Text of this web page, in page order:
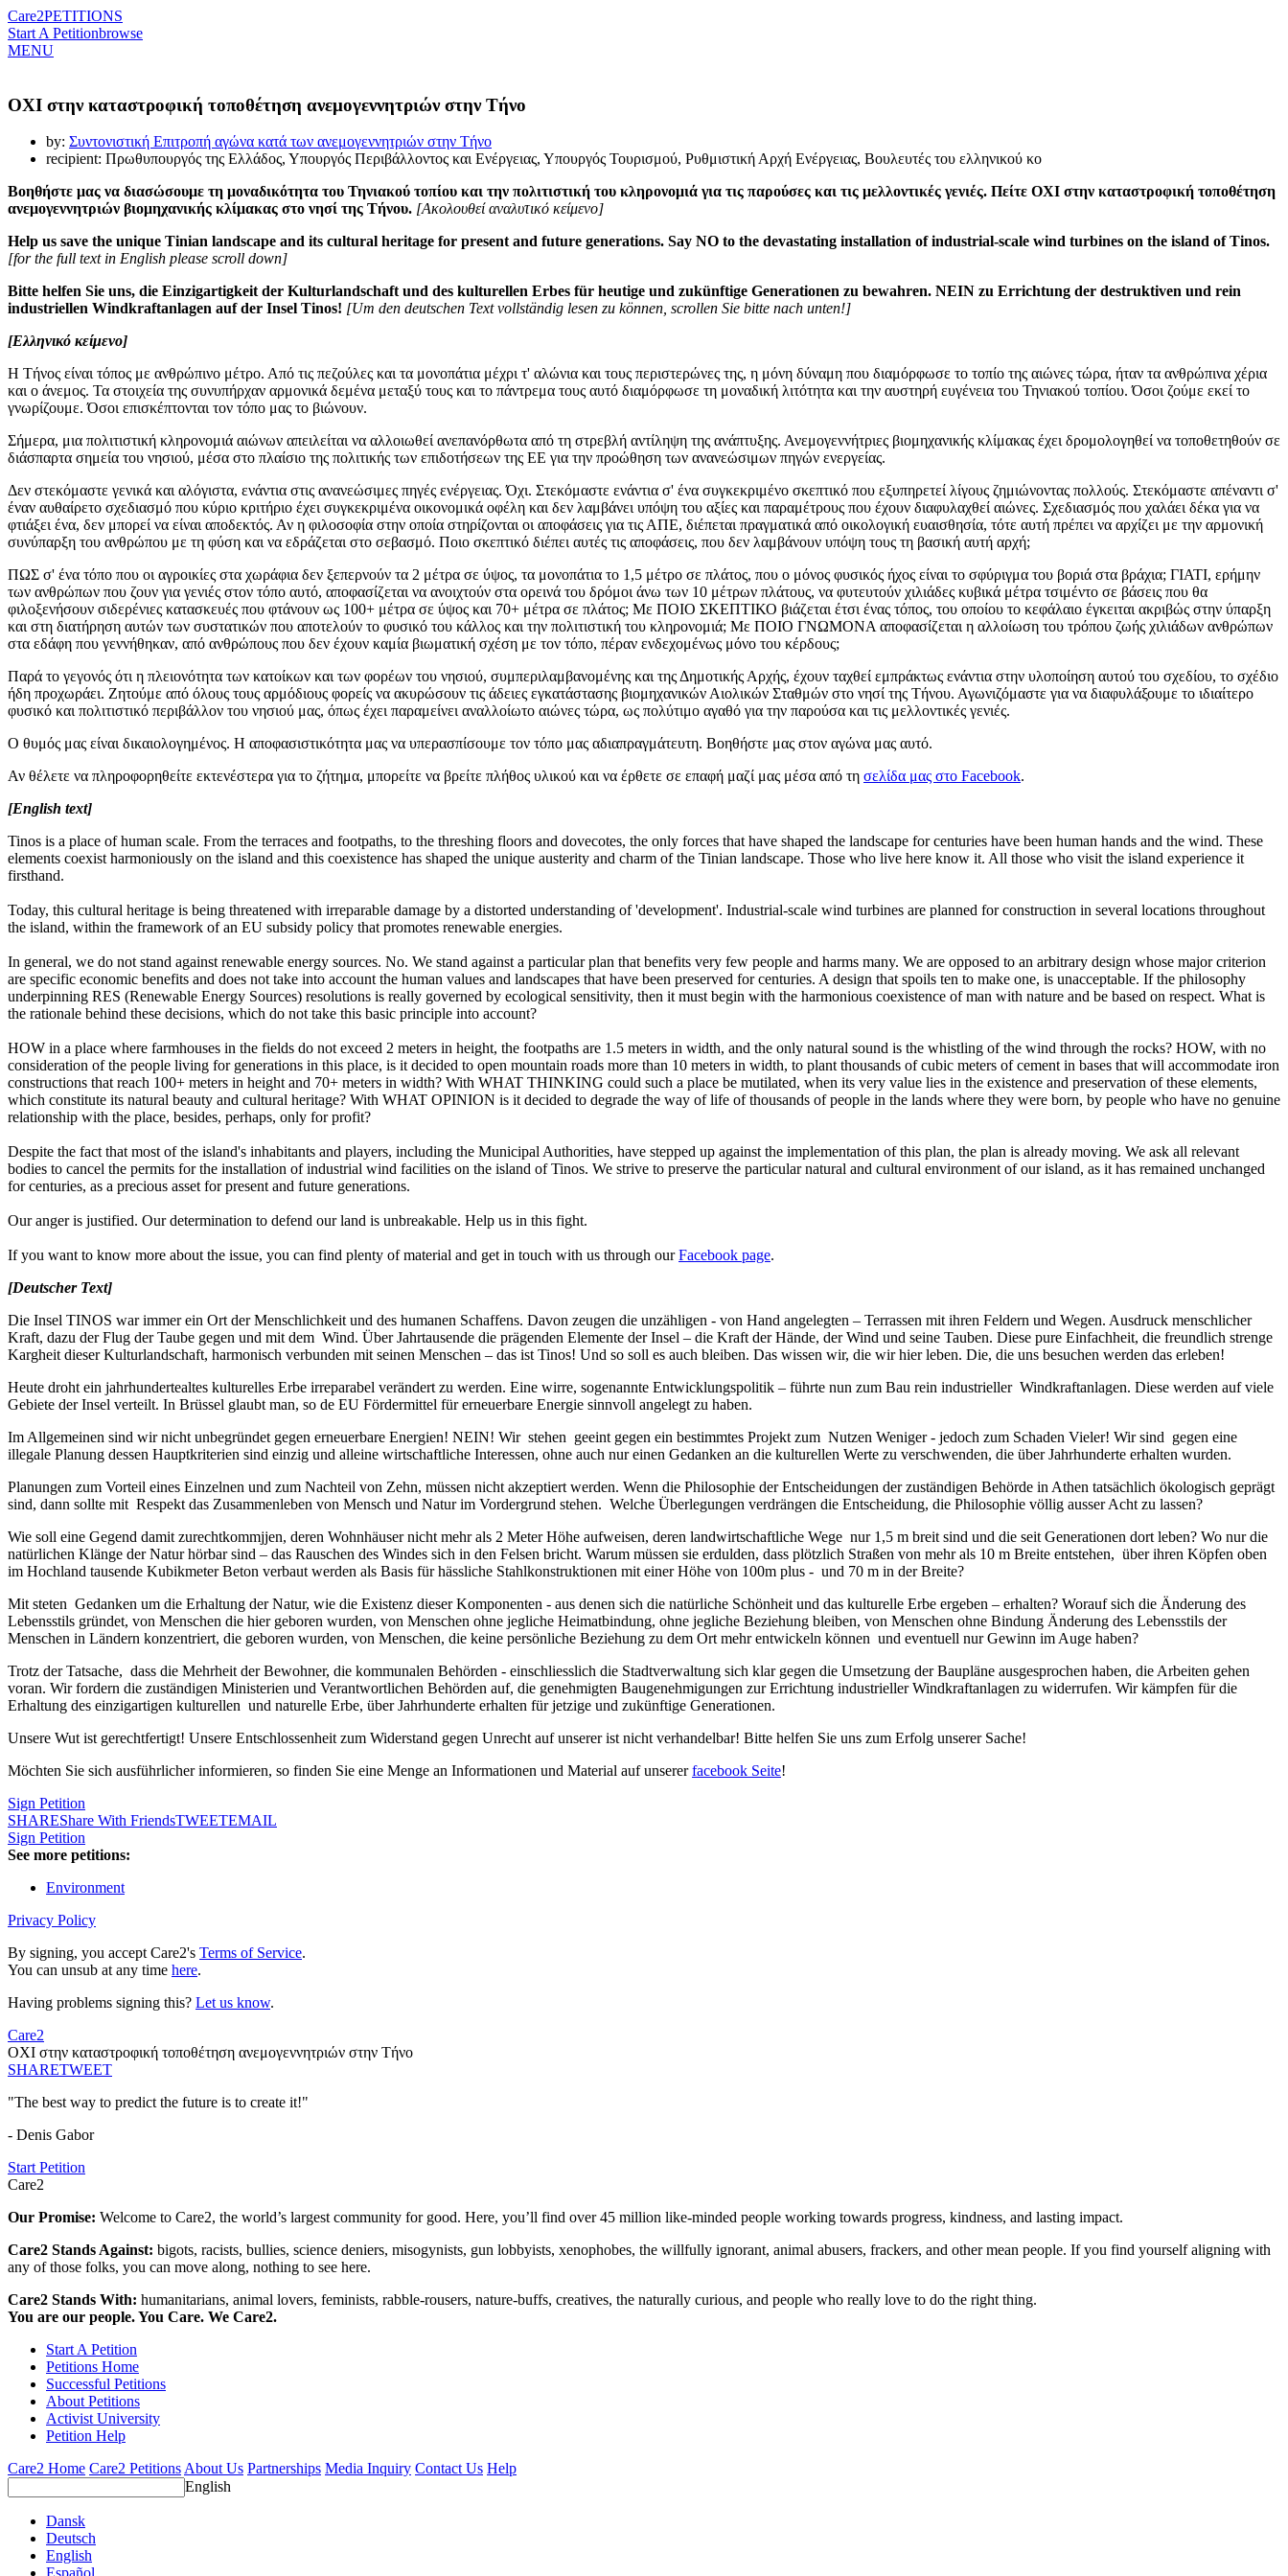
Care2PETITIONS
Start A Petitionbrowse
MENU
ΟΧΙ στην καταστροφική τοποθέτηση ανεμογεννητριών στην Τήνο
by: Συντονιστική Επιτροπή αγώνα κατά των ανεμογεννητριών στην Τήνο
recipient: Πρωθυπουργός της Ελλάδος, Υπουργός Περιβάλλοντος και Ενέργειας, Υπουργός Τουρισμού, Ρυθμιστική Αρχή Ενέργειας, Βουλευτές του ελληνικού κο
Βοηθήστε μας να διασώσουμε τη μοναδικότητα του Τηνιακού τοπίου και την πολιτιστική του κληρονομιά για τις παρούσες και τις μελλοντικές γενιές. Πείτε ΟΧΙ στην καταστροφική τοποθέτηση
ανεμογεννητριών βιομηχανικής κλίμακας στο νησί της Τήνου. [Ακολουθεί αναλυτικό κείμενο]
Help us save the unique Tinian landscape and its cultural heritage for present and future generations. Say NO to the devastating installation of industrial-scale wind turbines on the island of Tinos.
[for the full text in English please scroll down]
Bitte helfen Sie uns, die Einzigartigkeit der Kulturlandschaft und des kulturellen Erbes für heutige und zukünftige Generationen zu bewahren. NEIN zu Errichtung der destruktiven und rein
industriellen Windkraftanlagen auf der Insel Tinos! [Um den deutschen Text vollständig lesen zu können, scrollen Sie bitte nach unten!]
[Ελληνικό κείμενο]
Η Τήνος είναι τόπος με ανθρώπινο μέτρο. Από τις πεζούλες και τα μονοπάτια μέχρι τ' αλώνια και τους περιστερώνες της, η μόνη δύναμη που διαμόρφωσε το τοπίο της αιώνες τώρα, ήταν τα ανθρώπινα χέρια
και ο άνεμος. Τα στοιχεία της συνυπήρχαν αρμονικά δεμένα μεταξύ τους και το πάντρεμα τους αυτό διαμόρφωσε τη μοναδική λιτότητα και την αυστηρή ευγένεια του Τηνιακού τοπίου. Όσοι ζούμε εκεί το
γνωρίζουμε. Όσοι επισκέπτονται τον τόπο μας το βιώνουν.
Σήμερα, μια πολιτιστική κληρονομιά αιώνων απειλείται να αλλοιωθεί ανεπανόρθωτα από τη στρεβλή αντίληψη της ανάπτυξης. Ανεμογεννήτριες βιομηχανικής κλίμακας έχει δρομολογηθεί να τοποθετηθούν σε
διάσπαρτα σημεία του νησιού, μέσα στο πλαίσιο της πολιτικής των επιδοτήσεων της ΕΕ για την προώθηση των ανανεώσιμων πηγών ενεργείας.
Δεν στεκόμαστε γενικά και αλόγιστα, ενάντια στις ανανεώσιμες πηγές ενέργειας. Όχι. Στεκόμαστε ενάντια σ' ένα συγκεκριμένο σκεπτικό που εξυπηρετεί λίγους ζημιώνοντας πολλούς. Στεκόμαστε απέναντι σ'
έναν αυθαίρετο σχεδιασμό που κύριο κριτήριο έχει συγκεκριμένα οικονομικά οφέλη και δεν λαμβάνει υπόψη του αξίες και παραμέτρους που έχουν διαφυλαχθεί αιώνες. Σχεδιασμός που χαλάει δέκα για να
φτιάξει ένα, δεν μπορεί να είναι αποδεκτός. Αν η φιλοσοφία στην οποία στηρίζονται οι αποφάσεις για τις ΑΠΕ, διέπεται πραγματικά από οικολογική ευαισθησία, τότε αυτή πρέπει να αρχίζει με την αρμονική
συνύπαρξη του ανθρώπου με τη φύση και να εδράζεται στο σεβασμό. Ποιο σκεπτικό διέπει αυτές τις αποφάσεις, που δεν λαμβάνουν υπόψη τους τη βασική αυτή αρχή;
ΠΩΣ σ' ένα τόπο που οι αγροικίες στα χωράφια δεν ξεπερνούν τα 2 μέτρα σε ύψος, τα μονοπάτια το 1,5 μέτρο σε πλάτος, που ο μόνος φυσικός ήχος είναι το σφύριγμα του βοριά στα βράχια; ΓΙΑΤΙ, ερήμην
των ανθρώπων που ζουν για γενιές στον τόπο αυτό, αποφασίζεται να ανοιχτούν στα ορεινά του δρόμοι άνω των 10 μέτρων πλάτους, να φυτευτούν χιλιάδες κυβικά μέτρα τσιμέντο σε βάσεις που θα
φιλοξενήσουν σιδερένιες κατασκευές που φτάνουν ως 100+ μέτρα σε ύψος και 70+ μέτρα σε πλάτος; Με ΠΟΙΟ ΣΚΕΠΤΙΚΟ βιάζεται έτσι ένας τόπος, του οποίου το κεφάλαιο έγκειται ακριβώς στην ύπαρξη
και στη διατήρηση αυτών των συστατικών που αποτελούν το φυσικό του κάλλος και την πολιτιστική του κληρονομιά; Με ΠΟΙΟ ΓΝΩΜΟΝΑ αποφασίζεται η αλλοίωση του τρόπου ζωής χιλιάδων ανθρώπων
στα εδάφη που γεννήθηκαν, από ανθρώπους που δεν έχουν καμία βιωματική σχέση με τον τόπο, πέραν ενδεχομένως μόνο του κέρδους;
Παρά το γεγονός ότι η πλειονότητα των κατοίκων και των φορέων του νησιού, συμπεριλαμβανομένης και της Δημοτικής Αρχής, έχουν ταχθεί εμπράκτως ενάντια στην υλοποίηση αυτού του σχεδίου, το σχέδιο
ήδη προχωράει. Ζητούμε από όλους τους αρμόδιους φορείς να ακυρώσουν τις άδειες εγκατάστασης βιομηχανικών Αιολικών Σταθμών στο νησί της Τήνου. Αγωνιζόμαστε για να διαφυλάξουμε το ιδιαίτερο
φυσικό και πολιτιστικό περιβάλλον του νησιού μας, όπως έχει παραμείνει αναλλοίωτο αιώνες τώρα, ως πολύτιμο αγαθό για την παρούσα και τις μελλοντικές γενιές.
Ο θυμός μας είναι δικαιολογημένος. Η αποφασιστικότητα μας να υπερασπίσουμε τον τόπο μας αδιαπραγμάτευτη. Βοηθήστε μας στον αγώνα μας αυτό.
Αν θέλετε να πληροφορηθείτε εκτενέστερα για το ζήτημα, μπορείτε να βρείτε πλήθος υλικού και να έρθετε σε επαφή μαζί μας μέσα από τη σελίδα μας στο Facebook.
[English text]
Tinos is a place of human scale. From the terraces and footpaths, to the threshing floors and dovecotes, the only forces that have shaped the landscape for centuries have been human hands and the wind. These
elements coexist harmoniously on the island and this coexistence has shaped the unique austerity and charm of the Tinian landscape. Those who live here know it. All those who visit the island experience it
firsthand.
Today, this cultural heritage is being threatened with irreparable damage by a distorted understanding of 'development'. Industrial-scale wind turbines are planned for construction in several locations throughout
the island, within the framework of an EU subsidy policy that promotes renewable energies.
In general, we do not stand against renewable energy sources. No. We stand against a particular plan that benefits very few people and harms many. We are opposed to an arbitrary design whose major criterion
are specific economic benefits and does not take into account the human values and landscapes that have been preserved for centuries. A design that spoils ten to make one, is unacceptable. If the philosophy
underpinning RES (Renewable Energy Sources) resolutions is really governed by ecological sensitivity, then it must begin with the harmonious coexistence of man with nature and be based on respect. What is
the rationale behind these decisions, which do not take this basic principle into account?
HOW in a place where farmhouses in the fields do not exceed 2 meters in height, the footpaths are 1.5 meters in width, and the only natural sound is the whistling of the wind through the rocks? HOW, with no
consideration of the people living for generations in this place, is it decided to open mountain roads more than 10 meters in width, to plant thousands of cubic meters of cement in bases that will accommodate iron
constructions that reach 100+ meters in height and 70+ meters in width? With WHAT THINKING could such a place be mutilated, when its very value lies in the existence and preservation of these elements,
which constitute its natural beauty and cultural heritage? With WHAT OPINION is it decided to degrade the way of life of thousands of people in the lands where they were born, by people who have no genuine
relationship with the place, besides, perhaps, only for profit?
Despite the fact that most of the island's inhabitants and players, including the Municipal Authorities, have stepped up against the implementation of this plan, the plan is already moving. We ask all relevant
bodies to cancel the permits for the installation of industrial wind facilities on the island of Tinos. We strive to preserve the particular natural and cultural environment of our island, as it has remained unchanged
for centuries, as a precious asset for present and future generations.
Our anger is justified. Our determination to defend our land is unbreakable. Help us in this fight.
If you want to know more about the issue, you can find plenty of material and get in touch with us through ourFacebook page.
[Deutscher Text]
Die Insel TINOS war immer ein Ort der Menschlichkeit und des humanen Schaffens. Davon zeugen die unzähligen - von Hand angelegten – Terrassen mit ihren Feldern und Wegen. Ausdruck menschlicher
Kraft, dazu der Flug der Taube gegen und mit dem Wind. Über Jahrtausende die prägenden Elemente der Insel – die Kraft der Hände, der Wind und seine Tauben. Diese pure Einfachheit, die freundlich strenge
Kargheit dieser Kulturlandschaft, harmonisch verbunden mit seinen Menschen – das ist Tinos! Und so soll es auch bleiben. Das wissen wir, die wir hier leben. Die, die uns besuchen werden das erleben!
Heute droht ein jahrhundertealtes kulturelles Erbe irreparabel verändert zu werden. Eine wirre, sogenannte Entwicklungspolitik – führte nun zum Bau rein industrieller Windkraftanlagen. Diese werden auf viele
Gebiete der Insel verteilt. In Brüssel glaubt man, so de EU Fördermittel für erneuerbare Energie sinnvoll angelegt zu haben.
ImAllgemeinen sind wir nicht unbegründet gegen erneuerbare Energien! NEIN! Wir stehen geeint gegen ein bestimmtes Projekt zum Nutzen Weniger - jedoch zum Schaden Vieler! Wir sind gegen eine
illegale Planung dessen Hauptkriterien sind einzig und alleine wirtschaftliche Interessen, ohne auch nur einen Gedanken an die kulturellen Werte zu verschwenden, die über Jahrhunderte erhalten wurden.
Planungen zum Vorteil eines Einzelnen und zum Nachteil von Zehn, müssen nicht akzeptiert werden. Wenn die Philosophie der Entscheidungen der zuständigen Behörde in Athen tatsächlich ökologisch geprägt
sind, dann sollte mit Respekt das Zusammenleben von Mensch und Natur im Vordergrund stehen. Welche Überlegungen verdrängen die Entscheidung, die Philosophie völlig ausser Acht zu lassen?
Wie soll eine Gegend damit zurechtkommjjen, deren Wohnhäuser nicht mehr als 2 Meter Höhe aufweisen, deren landwirtschaftliche Wege nur 1,5 m breit sind und die seit Generationen dort leben? Wo nur die
natürlichen Klänge der Natur hörbar sind – das Rauschen des Windes sich in den Felsen bricht. Warum müssen sie erdulden, dass plötzlich Straßen von mehr als 10 m Breite entstehen, über ihren Köpfen oben
im Hochland tausende Kubikmeter Beton verbaut werden als Basis für hässliche Stahlkonstruktionen mit einer Höhe von 100m plus - und 70 m in der Breite?
Mit steten Gedanken um die Erhaltung der Natur, wie die Existenz dieser Komponenten - aus denen sich die natürliche Schönheit und das kulturelle Erbe ergeben – erhalten? Worauf sich die Änderung des
Lebensstils gründet, von Menschen die hier geboren wurden, von Menschen ohne jegliche Heimatbindung, ohne jegliche Beziehung bleiben, von Menschen ohne Bindung Änderung des Lebensstils der
Menschen in Ländern konzentriert, die geboren wurden, von Menschen, die keine persönliche Beziehung zu dem Ort mehr entwickeln können und eventuell nur Gewinn im Auge haben?
Trotz der Tatsache, dass die Mehrheit der Bewohner, die kommunalen Behörden - einschliesslich die Stadtverwaltung sich klar gegen die Umsetzung der Baupläne ausgesprochen haben, die Arbeiten gehen
voran. Wir fordern die zuständigen Ministerien und Verantwortlichen Behörden auf, die genehmigten Baugenehmigungen zur Errichtung industrieller Windkraftanlagen zu widerrufen. Wir kämpfen für die
Erhaltung des einzigartigen kulturellen und naturelle Erbe, über Jahrhunderte erhalten für jetzige und zukünftige Generationen.
Unsere Wut ist gerechtfertigt! Unsere Entschlossenheit zum Widerstand gegen Unrecht auf unserer ist nicht verhandelbar! Bitte helfen Sie uns zum Erfolg unserer Sache!
Möchten Sie sich ausführlicher informieren, so finden Sie eine Menge an Informationen und Material auf unsererfacebook Seite!
Sign Petition
SHAREShare With FriendsTWEETEMAIL
Sign Petition
See more petitions:
Environment
Privacy Policy
By signing, you accept Care2's Terms of Service.
You can unsub at any time here.
Having problems signing this? Let us know.
Care2
ΟΧΙ στην καταστροφική τοποθέτηση ανεμογεννητριών στην Τήνο
SHARETWEET
"The best way to predict the future is to create it!"
- Denis Gabor
Start Petition
Care2
Our Promise: Welcome to Care2, the world’s largest community for good. Here, you’ll find over 45 million like-minded people working towards progress, kindness, and lasting impact.
Care2 Stands Against: bigots, racists, bullies, science deniers, misogynists, gun lobbyists, xenophobes, the willfully ignorant, animal abusers, frackers, and other mean people. If you find yourself aligning with
any of those folks, you can move along, nothing to see here.
Care2 Stands With: humanitarians, animal lovers, feminists, rabble-rousers, nature-buffs, creatives, the naturally curious, and people who really love to do the right thing.
You are our people. You Care. We Care2.
Start A Petition
Petitions Home
Successful Petitions
About Petitions
Activist University
Petition Help
Care2 Home Care2 PetitionsAbout Us Partnerships Media Inquiry Contact Us Help
English
Dansk
Deutsch
English